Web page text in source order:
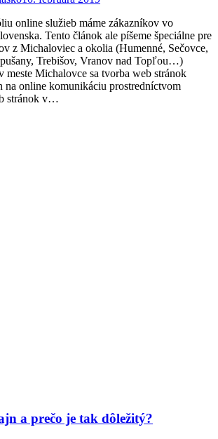
online služieb máme zákazníkov vo
Tento článok ale píšeme špeciálne pre
z Michaloviec a okolia (Humenné, Sečovce,
Trebišov, Vranov nad Topľou…)
meste Michalovce sa tvorba web stránok
na online komunikáciu prostredníctvom
stránok v…
a prečo je tak dôležitý?